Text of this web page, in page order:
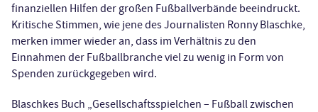
finanziellen Hilfen der großen Fußballverbände beeindruckt.
Kritische Stimmen, wie jene des Journalisten Ronny Blaschke,
merken immer wieder an, dass im Verhältnis zu den
Einnahmen der Fußballbranche viel zu wenig in Form von
Spenden zurückgegeben wird.
Blaschkes Buch „Gesellschaftsspielchen – Fußball zwischen